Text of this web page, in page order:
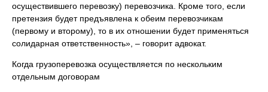
осуществившего перевозку) перевозчика. Кроме того, если
претензия будет предъявлена к обеим перевозчикам
(первому и второму), то в их отношении будет применяться
солидарная ответственность», – говорит адвокат.
Когда грузоперевозка осуществляется по нескольким
отдельным договорам